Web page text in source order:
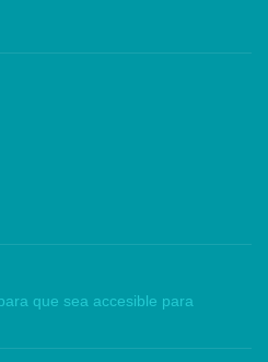
que sea accesible para